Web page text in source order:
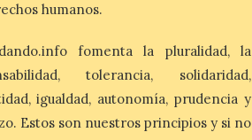
alteraciones en la
especialista en Oftalmología del Hospital
San Juan de Dios de León, Dr. Mahave
Ruiz, advierte de […]
humanos.
fomenta la pluralidad, la
tolerancia, solidaridad,
igualdad, autonomía, prudencia y
Estos son nuestros principios y si no